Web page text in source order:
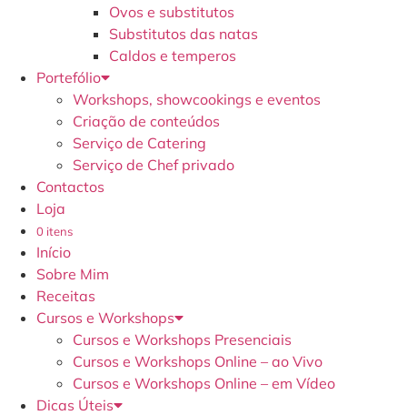
Ovos e substitutos
Substitutos das natas
Caldos e temperos
Portefólio
Workshops, showcookings e eventos
Criação de conteúdos
Serviço de Catering
Serviço de Chef privado
Contactos
Loja
0 itens
Início
Sobre Mim
Receitas
Cursos e Workshops
Cursos e Workshops Presenciais
Cursos e Workshops Online – ao Vivo
Cursos e Workshops Online – em Vídeo
Dicas Úteis